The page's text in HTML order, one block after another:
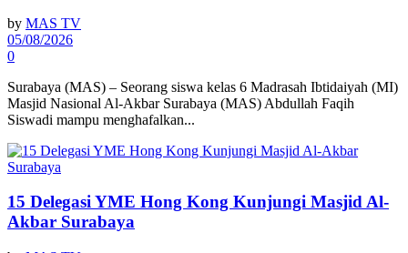
by MAS TV
05/08/2026
0
Surabaya (MAS) – Seorang siswa kelas 6 Madrasah Ibtidaiyah (MI)
Masjid Nasional Al-Akbar Surabaya (MAS) Abdullah Faqih
Siswadi mampu menghafalkan...
15 Delegasi YME Hong Kong Kunjungi Masjid Al-
Akbar Surabaya